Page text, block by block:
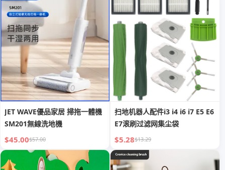
JET WAVE優品家居 掃拖一體機
SM201無線洗地機
$45.00$57.00
扫地机器人配件i3 i4 i6 i7 E5 E6
E7滚刷过滤网集尘袋
$5.28$13.29